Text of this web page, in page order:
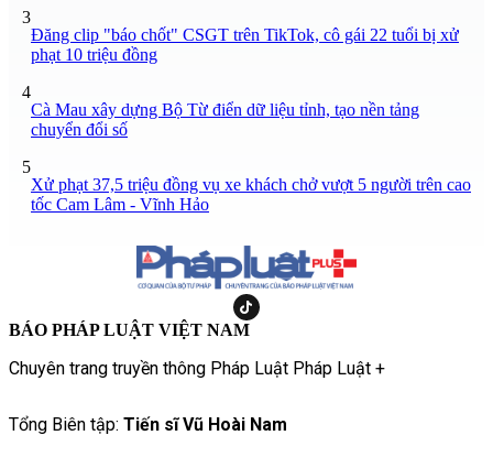
3
Đăng clip "báo chốt" CSGT trên TikTok, cô gái 22 tuổi bị xử
phạt 10 triệu đồng
4
Cà Mau xây dựng Bộ Từ điển dữ liệu tỉnh, tạo nền tảng
chuyển đổi số
5
Xử phạt 37,5 triệu đồng vụ xe khách chở vượt 5 người trên cao
tốc Cam Lâm - Vĩnh Hảo
BÁO PHÁP LUẬT VIỆT NAM
Chuyên trang truyền thông Pháp Luật Pháp Luật +
Tổng Biên tập: Tiến sĩ Vũ Hoài Nam